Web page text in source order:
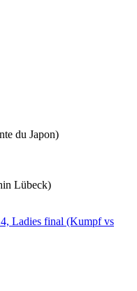
du Japon)
Lübeck)
Ladies final (Kumpf vs